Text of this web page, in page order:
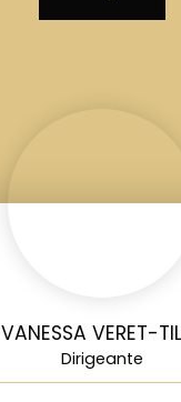
VANESSA VERET-
Dirigeante